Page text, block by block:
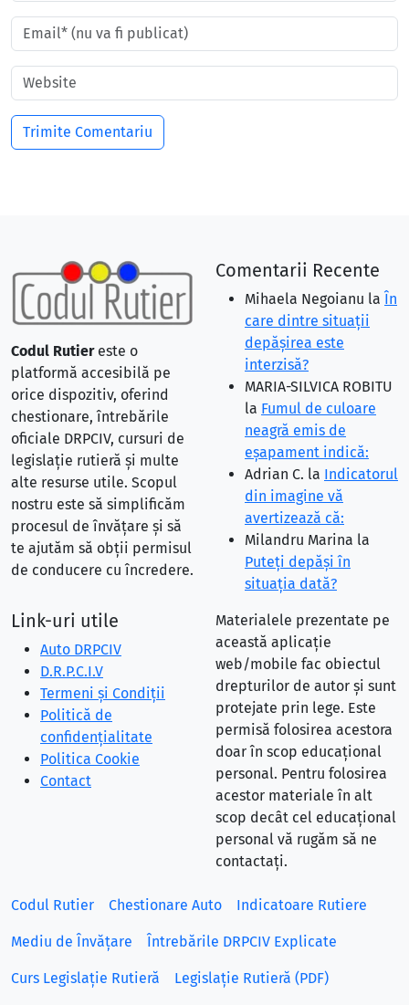
Codul Rutiereste o
platformă accesibilă pe
orice dispozitiv, oferind
chestionare, întrebările
oficiale DRPCIV, cursuri de
legislație rutieră și multe
alte resurse utile. Scopul
nostru este să simplificăm
procesul de învățare și să
te ajutăm să obții permisul
de conducere cu încredere.
Comentarii Recente
Mihaela Negoianu la În
care dintre situaţii
depăşirea este
interzisă?
MARIA-SILVICA ROBITU
la Fumul de culoare
neagră emis de
eşapament indică:
Adrian C. la Indicatorul
din imagine vă
avertizează că:
Milandru Marina la
Puteţi depăşi în
situaţia dată?
Link-uri utile
Auto DRPCIV
D.R.P.C.I.V
Termeni și Condiții
Politică de
confidențialitate
Politica Cookie
Contact
Materialele prezentate pe
această aplicație
web/mobile fac obiectul
drepturilor de autor și sunt
protejate prin lege. Este
permisă folosirea acestora
doar în scop educațional
personal. Pentru folosirea
acestor materiale în alt
scop decât cel educațional
personal vă rugăm să ne
contactați.
Codul Rutier Chestionare Auto Indicatoare Rutiere
Mediu de Învățare Întrebările DRPCIV Explicate
Curs Legislație Rutieră Legislație Rutieră (PDF)